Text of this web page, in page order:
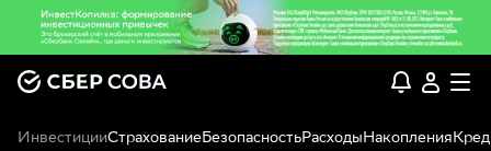
ИнвестицииСтрахованиеБезопасностьРасходыНакопления